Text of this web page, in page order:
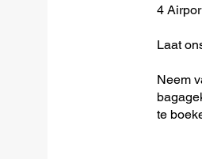
4
Laat
Neem
te